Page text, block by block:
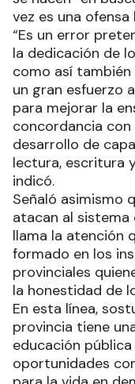
vez es una
“Es un error
la dedicación de
como así también
un gran esfuerzo
para mejorar la
concordancia
desarrollo de
lectura, escritura
indicó.
Señaló asimismo
atacan al
llama la atención
formado en los
provinciales
la honestidad de
En esta línea,
provincia tiene
educación
oportunidades